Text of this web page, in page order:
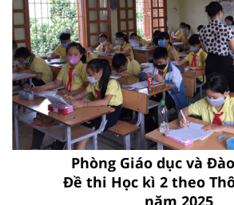
Phòng Giáo dục và
Đề thi Học kì 2 theo